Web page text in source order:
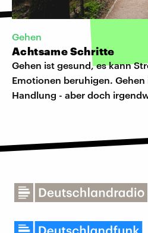
Gehen
Achtsame Schritte
Gehen ist gesund, es kann
Emotionen beruhigen.
Handlung - aber doch